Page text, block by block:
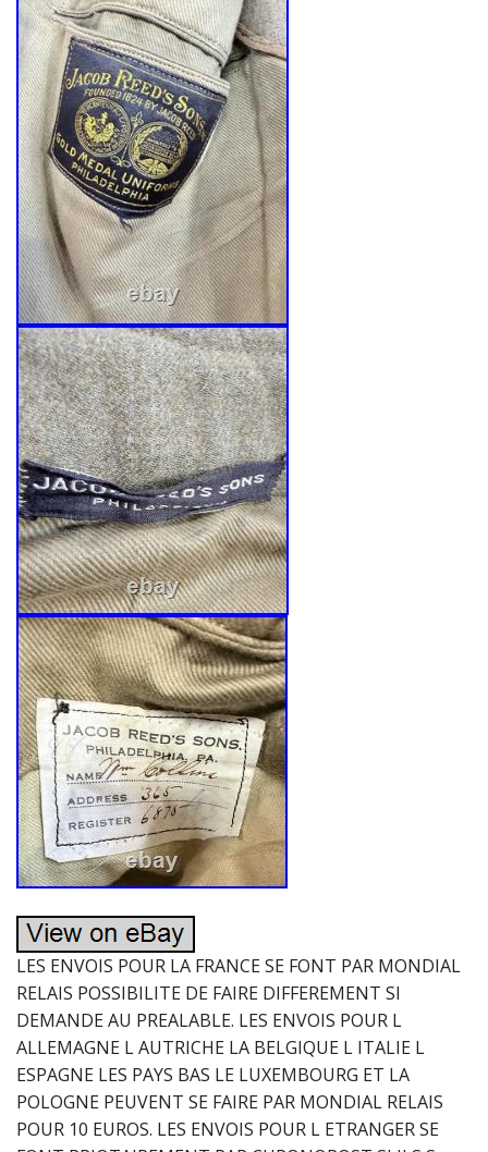
LES ENVOIS POUR LA FRANCE SE FONT PAR MONDIAL
RELAIS POSSIBILITE DE FAIRE DIFFEREMENT SI
DEMANDE AU PREALABLE. LES ENVOIS POUR L
ALLEMAGNE L AUTRICHE LA BELGIQUE L ITALIE L
ESPAGNE LES PAYS BAS LE LUXEMBOURG ET LA
POLOGNE PEUVENT SE FAIRE PAR MONDIAL RELAIS
POUR 10 EUROS. LES ENVOIS POUR L ETRANGER SE